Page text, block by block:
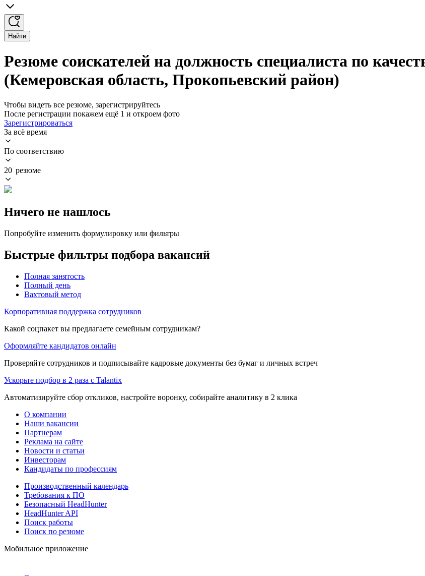
Найти
Резюме соискателей на должность специалиста по
(Кемеровская область, Прокопьевский район)
Чтобы видеть все резюме, зарегистрируйтесь
После регистрации покажем ещё 1 и откроем фото
Зарегистрироваться
За всё время
По соответствию
20 резюме
Ничего не нашлось
Попробуйте изменить формулировку или фильтры
Быстрые фильтры подбора вакансий
Полная занятость
Полный день
Вахтовый метод
Корпоративная поддержка сотрудников
Какой соцпакет вы предлагаете семейным сотрудникам?
Оформляйте кандидатов онлайн
Проверяйте сотрудников и подписывайте кадровые документы без бумаг и личных встреч
Ускорьте подбор в 2 раза с Talantix
Автоматизируйте сбор откликов, настройте воронку, собирайте аналитику в 2 клика
О компании
Наши вакансии
Партнерам
Реклама на сайте
Новости и статьи
Инвесторам
Кандидаты по профессиям
Производственный календарь
Требования к ПО
Безопасный HeadHunter
HeadHunter API
Поиск работы
Поиск по резюме
Мобильное приложение